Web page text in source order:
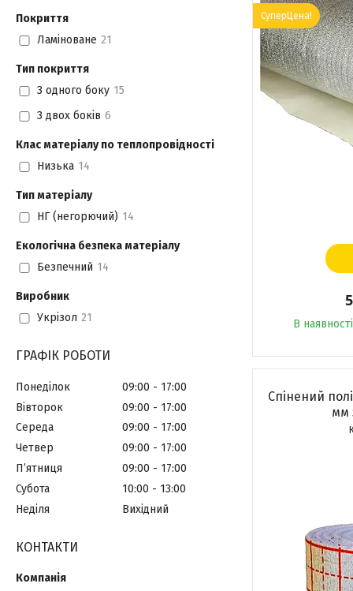
СуперЦена!
В наявності
Спінений
мм
Покриття
Ламіноване 21
Тип покриття
З одного боку 15
З двох боків 6
Клас матеріалу по теплопровідності
Низька 14
Тип матеріалу
НГ (негорючий) 14
Екологічна безпека матеріалу
Безпечний 14
Виробник
Укрізол 21
ГРАФІК РОБОТИ
Понеділок 09:00
17:00
Вівторок
09:00
17:00
Середа
09:00
17:00
Четвер
09:00
17:00
Пʼятниця
09:00
17:00
Субота
10:00
13:00
Неділя
Вихідний
КОНТАКТИ